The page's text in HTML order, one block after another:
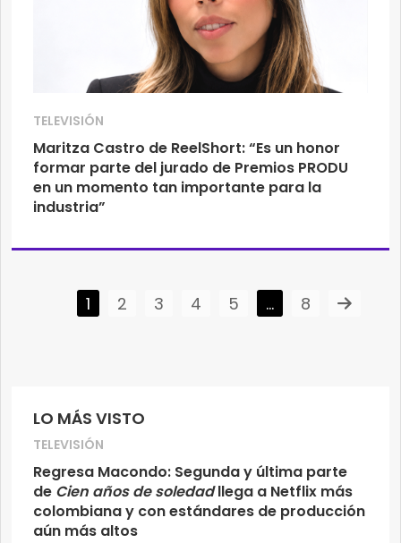
LO MÁS VISTO
TELEVISIÓN
Regresa Macondo: Segunda y última parte
de Cien años de soledadllega a Netflix más
colombiana y con estándares de producción
aún más altos
TELEVISIÓN
Maritza Castro de ReelShort: “Es un honor
formar parte del jurado de Premios PRODU
en un momento tan importante para la
industria”
1 2 3 4 5 … 8